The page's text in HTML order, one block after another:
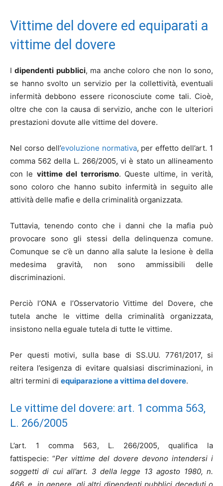
Vittime del dovere ed equiparati a
vittime del dovere
Idipendenti pubblici, ma anche coloro che non lo sono,
se hanno svolto un servizio per la collettività, eventuali
infermità debbono essere riconosciute come tali. Cioè,
oltre che con la causa di servizio, anche con le ulteriori
prestazioni dovute alle vittime del dovere.
Nel corso dell’evoluzione normativa, per effetto dell’art. 1
comma 562 della L. 266/2005, vi è stato un allineamento
con le vittime del terrorismo. Queste ultime, in verità,
sono coloro che hanno subito infermità in seguito alle
attività delle mafie e della criminalità organizzata.
Tuttavia, tenendo conto che i danni che la mafia può
provocare sono gli stessi della delinquenza comune.
Comunque se c’è un danno alla salute la lesione è della
medesima gravità, non sono ammissibili delle
discriminazioni.
Perciò l’ONA e l’Osservatorio Vittime del Dovere, che
tutela anche le vittime della criminalità organizzata,
insistono nella eguale tutela di tutte le vittime.
Per questi motivi, sulla base di SS.UU. 7761/2017, si
reitera l’esigenza di evitare qualsiasi discriminazioni, in
altri termini di equiparazione a vittima del dovere.
Le vittime del dovere: art. 1 comma 563,
L. 266/2005
L’art. 1 comma 563, L. 266/2005, qualifica la
fattispecie: “Per vittime del dovere devono intendersi i
soggetti di cui all’art. 3 della legge 13 agosto 1980, n.